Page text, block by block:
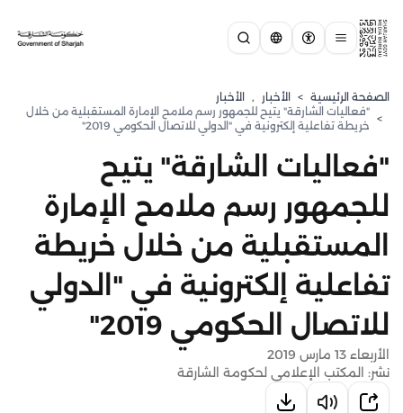
الصفحة الرئيسية > الأخبار , الأخبار
>
"فعاليات الشارقة" يتيح للجمهور رسم ملامح الإمارة المستقبلية من خلال
خريطة تفاعلية إلكترونية في "الدولي للاتصال الحكومي 2019"
"فعاليات الشارقة" يتيح
للجمهور رسم ملامح الإمارة
المستقبلية من خلال خريطة
تفاعلية إلكترونية في "الدولي
للاتصال الحكومي 2019"
الأربعاء 13 مارس 2019
نشر: المكتب الإعلامي لحكومة الشارقة